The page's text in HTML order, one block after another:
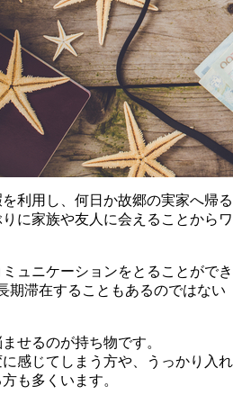
利用し、何日か故郷の実家へ帰る
に家族や友人に会えることからワ
ュニケーションをとることができ
期滞在することもあるのではない
せるのが持ち物です。
感じてしまう方や、うっかり入れ
も多くいます。